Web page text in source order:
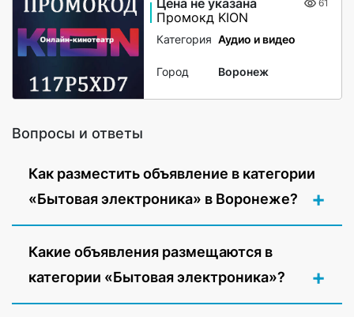
Цена не указана 61
Промокд KION
Категория Аудио и видео
Город Воронеж
Вопросы и ответы
Как разместить объявление в категории
«Бытовая электроника» в Воронеже?
Какие объявления размещаются в
категории «Бытовая электроника»?